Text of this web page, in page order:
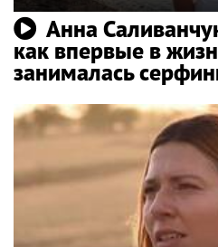
Анна
как впервые в
занималась